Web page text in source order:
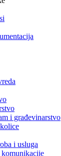
i građevinarstvo
i usluga
komunikacije